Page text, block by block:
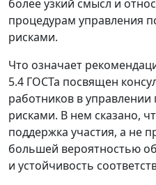
более узкий смысл и
процедурам управления
рисками.
Что означает
5.4 ГОСТа посвящен
работников в
рисками. В нем сказано,
поддержка участия, а не
большей вероятностью
и устойчивость